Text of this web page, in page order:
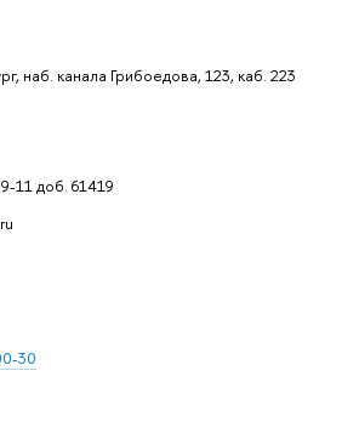
наб. канала Грибоедова, 123, каб. 223
11 доб. 61419
30